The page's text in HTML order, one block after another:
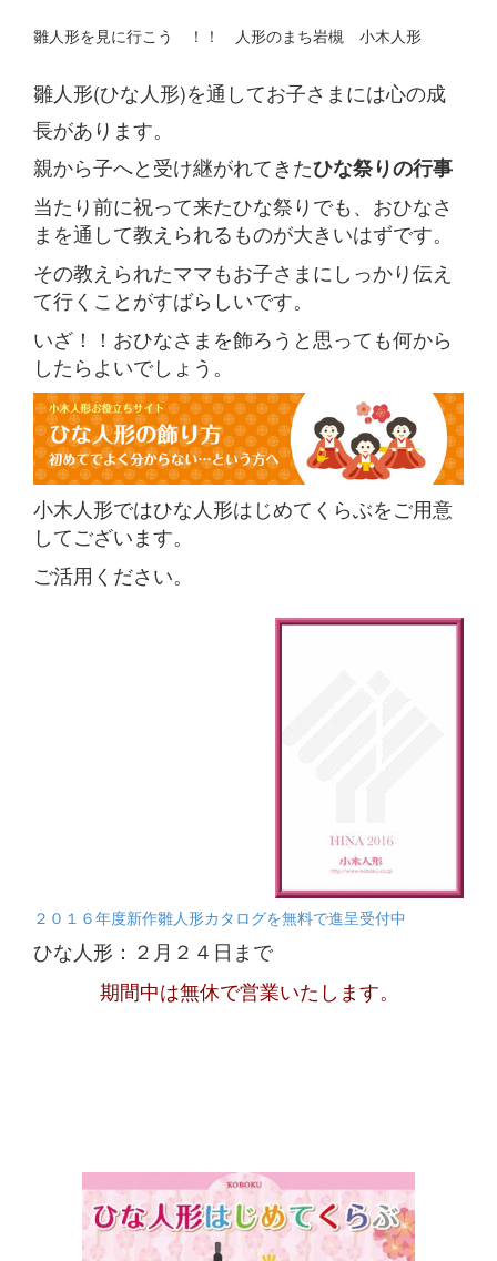
雛人形を見に行こう ！！ 人形のまち岩槻 小木人形
雛人形(ひな人形)を通してお子さまには心の成
長があります。
親から子へと受け継がれてきたひな祭りの行事
当たり前に祝って来たひな祭りでも、おひなさ
まを通して教えられるものが大きいはずです。
その教えられたママもお子さまにしっかり伝え
て行くことがすばらしいです。
いざ！！おひなさまを飾ろうと思っても何から
したらよいでしょう。
小木人形ではひな人形はじめてくらぶをご用意
してございます。
ご活用ください。
２０１６年度新作雛人形カタログを無料で進呈受付中
ひな人形：２月２４日まで
期間中は無休で営業いたします。